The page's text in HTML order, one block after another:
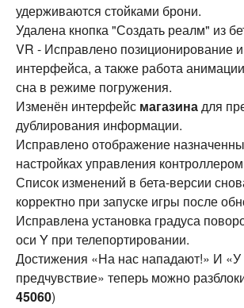
удерживаются стойками брони.
Удалена кнопка "Создать реалм" из
VR - Исправлено позиционирование
интерфейса, а также работа анимации
сна в режиме погружения.
Изменён интерфейс магазинадля
дублирования информации.
Исправлено отображение
настройках управления
Список изменений в бета-версии
корректно при запуске игры после
Исправлена установка градуса
оси Y при телепортировании.
Достижения «На нас нападают!» И
предчувствие» теперь можно
45060)